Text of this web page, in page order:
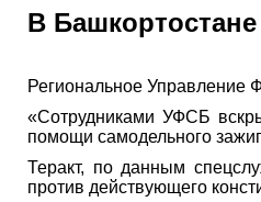
В
Региональное Управление
«Сотрудниками УФСБ
помощи самодельного
Теракт, по данным
против действующего